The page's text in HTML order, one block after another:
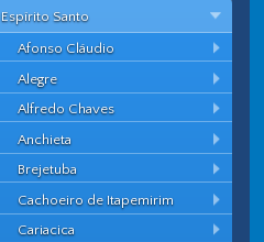
Espírito Santo
Afonso Cláudio
Alegre
Alfredo Chaves
Anchieta
Brejetuba
Cachoeiro de Itapemirim
Cariacica